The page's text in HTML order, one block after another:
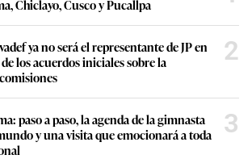
Chiclayo, Cusco y Pucallpa
ya no será el representante de JP en
los acuerdos iniciales sobre la
2
paso a paso, la agenda de la gimnasta
y una visita que emocionará a toda
3